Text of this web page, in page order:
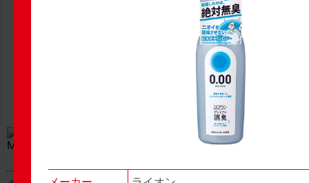
New Products
No.976▶▶